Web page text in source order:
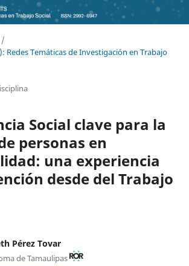
/
Redes Temáticas de Investigación en Trabajo
Social clave para la
personas en
una experiencia
desde del Trabajo
Pérez Tovar
de Tamaulipas